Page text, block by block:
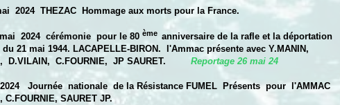
2024 THEZAC Hommage aux morts pour la France.
2024 cérémonie pour le 80 ème anniversaire de la rafle et la déportation
1944. LACAPELLE-BIRON. l'Ammac présente avec Y.MANIN,
C.FOURNIE, JP SAURET. Reportage 26 mai 24
Journée nationale de la Résistance FUMEL Présents pour l'AMMAC
SAURET JP.